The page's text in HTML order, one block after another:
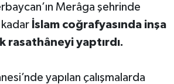
Merâga şehrinde
İslam coğrafyasında inşa
rasathâneyi yaptırdı.
yapılan çalışmalarda